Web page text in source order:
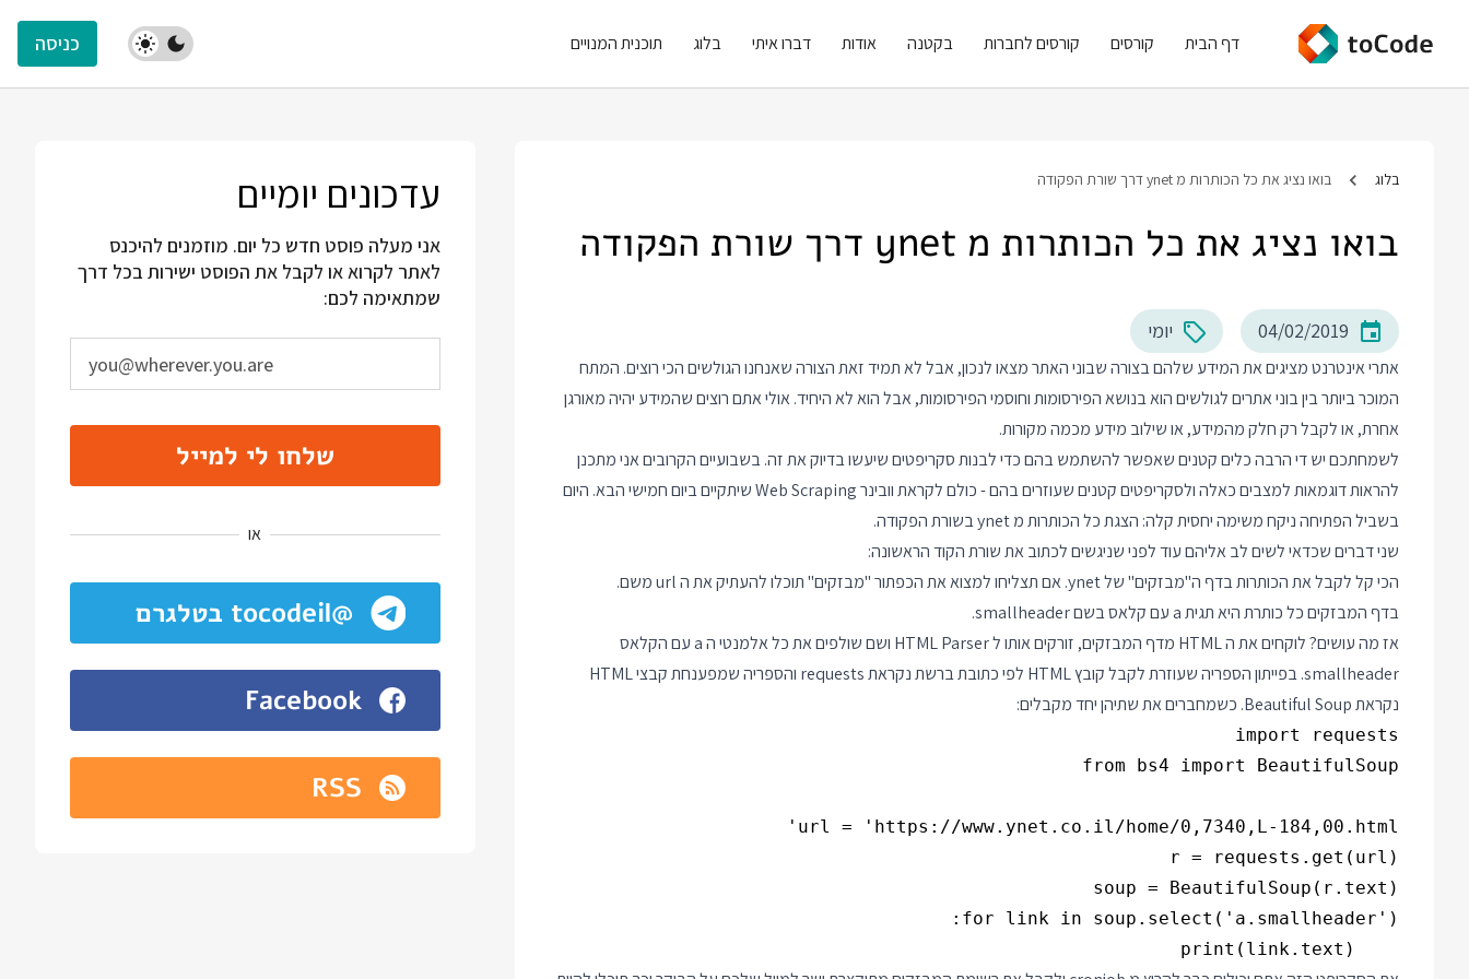
דף הבית קורסים קורסים לחברות בקטנה אודות דברו איתי בלוג תוכנית המנויים כניסה
בלוג בואו נציג את כל הכותרות מ ynet דרך שורת הפקודה
בואו נציג את כל הכותרות מ ynet דרך שורת הפקודה
04/02/2019 יומי
אתרי אינטרנט מציגים את המידע שלהם בצורה שבוני האתר מצאו לנכון, אבל לא תמיד זאת הצורה שאנחנו הגולשים הכי רוצים. המתח
המוכר ביותר בין בוני אתרים לגולשים הוא בנושא הפירסומות וחוסמי הפירסומות, אבל הוא לא היחיד. אולי אתם רוצים שהמידע יהיה מאורגן
אחרת, או לקבל רק חלק מהמידע, או שילוב מידע מכמה מקורות.
לשמחתכם יש די הרבה כלים קטנים שאפשר להשתמש בהם כדי לבנות סקריפטים שיעשו בדיוק את זה. בשבועיים הקרובים אני מתכנן
להראות דוגמאות למצבים כאלה ולסקריפטים קטנים שעוזרים בהם - כולם לקראת וובינר Web Scraping שיתקיים ביום חמישי הבא. היום
בשביל הפתיחה ניקח משימה יחסית קלה: הצגת כל הכותרות מ ynet בשורת הפקודה.
שני דברים שכדאי לשים לב אליהם עוד לפני שניגשים לכתוב את שורת הקוד הראשונה:
הכי קל לקבל את הכותרות בדף ה"מבזקים" של ynet. אם תצליחו למצוא את הכפתור "מבזקים" תוכלו להעתיק את ה url משם.
בדף המבזקים כל כותרת היא תגית a עם קלאס בשם smallheader.
אז מה עושים? לוקחים את ה HTML מדף המבזקים, זורקים אותו ל HTML Parser ושם שולפים את כל אלמנטי ה a עם הקלאס
smallheader. בפייתון הספריה שעוזרת לקבל קובץ HTML לפי כתובת ברשת נקראת requests והספריה שמפענחת קבצי HTML
נקראת Beautiful Soup. כשמחברים את שתיהן יחד מקבלים:
עדכונים יומיים
אני מעלה פוסט חדש כל יום. מוזמנים להיכנס
לאתר לקרוא או לקבל את הפוסט ישירות בכל דרך
שמתאימה לכם:
שלחו לי למייל
או
@tocodeil בטלגרם
Facebook
RSS